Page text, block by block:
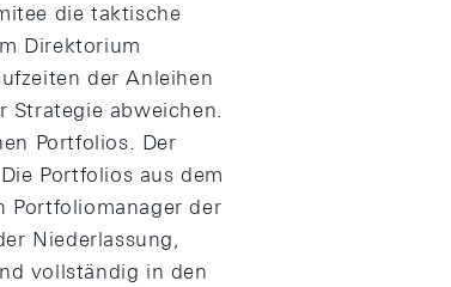
die taktische
Direktorium
der Anleihen
Strategie abweichen.
Portfolios. Der
Portfolios aus dem
Portfoliomanager der
Niederlassung,
vollständig in den